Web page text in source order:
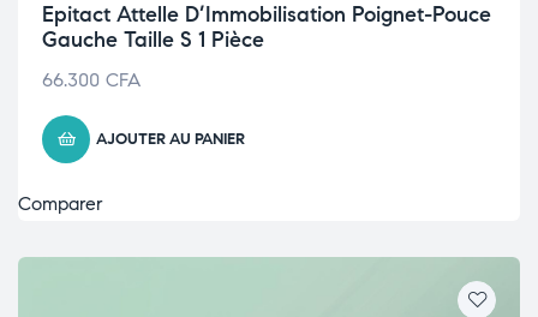
Epitact Attelle D’Immobilisation Poignet-Pouce
Gauche Taille S 1 Pièce
66.300 CFA
AJOUTER AU PANIER
Comparer